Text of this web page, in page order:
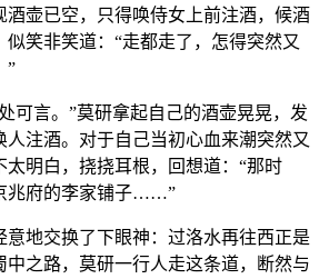
酒壶已空，只得唤侍女上前注酒，候酒
笑非笑道：“走都走了，怎得突然又
”
可言。”莫研拿起自己的酒壶晃晃，发
注酒。对于自己当初心血来潮突然又
明白，挠挠耳根，回想道：“那时
兆府的李家铺子……”
意地交换了下眼神：过洛水再往西正是
中之路，莫研一行人走这条道，断然与